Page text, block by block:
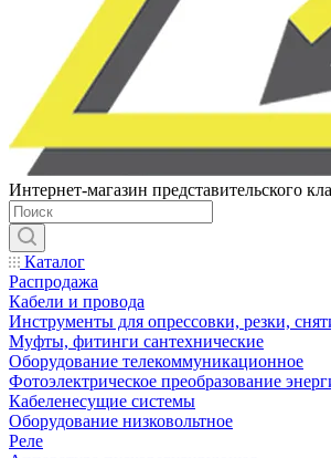
Интернет-магазин представительского
Каталог
Распродажа
Кабели и провода
Инструменты для опрессовки, резки,
Муфты, фитинги сантехнические
Оборудование телекоммуникационное
Фотоэлектрическое преобразование
Кабеленесущие системы
Оборудование низковольтное
Реле